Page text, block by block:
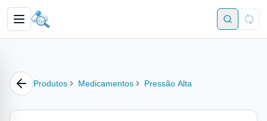
Produtos Medicamentos Pressão Alta